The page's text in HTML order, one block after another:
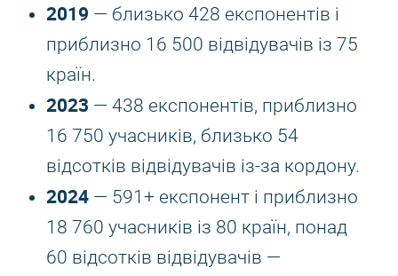
2019 — близько 428 експонентів і
приблизно 16 500 відвідувачів із 75
країн.
2023 — 438 експонентів, приблизно
16 750 учасників, близько 54
відсотків відвідувачів із-за кордону.
2024 — 591+ експонент і приблизно
18 760 учасників із 80 країн, понад
60 відсотків відвідувачів —